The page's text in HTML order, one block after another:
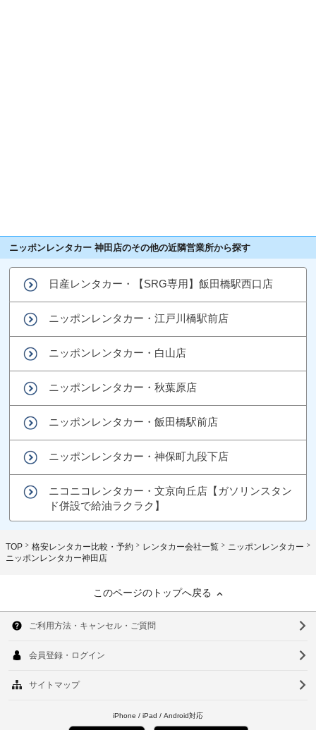
ニッポンレンタカー 神田店のその他の近隣営業所から探す
日産レンタカー・【SRG専用】飯田橋駅西口店
ニッポンレンタカー・江戸川橋駅前店
ニッポンレンタカー・白山店
ニッポンレンタカー・秋葉原店
ニッポンレンタカー・飯田橋駅前店
ニッポンレンタカー・神保町九段下店
ニコニコレンタカー・文京向丘店【ガソリンスタン
ド併設で給油ラクラク】
TOP 格安レンタカー比較・予約 レンタカー会社一覧
ニッポンレンタカー
ニッポンレンタカー神田店
このページのトップへ戻る